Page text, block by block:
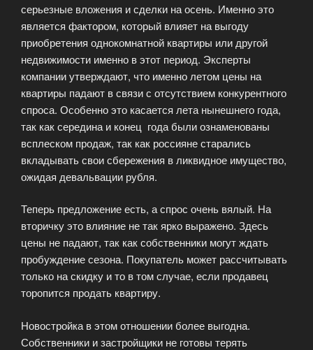
серьезные вложения и сделки на осень. Именно это
является фактором, который влияет на выгоду
приобретения однокомнатной квартиры или другой
недвижимости именно в этот период. Эксперты
компании утверждают, что именно летом цены на
квартиры падают в связи с отсутствием конкурентного
спроса. Особенно это касается лета нынешнего года,
так как середина и конец года были ознаменованы
всплеском продаж, так как россияне старались
вкладывать свои сбережения в ликвидное имущество,
ожидая девальвации рубля.
Теперь предложение есть, а спрос очень вялый. На
вторичку это влияние не так ярко выражено. Здесь
цены не падают, так как собственники могут ждать
пробуждение сезона. Покупатель может рассчитывать
только на скидку и то в том случае, если продавец
торопится продать квартиру.
Новостройка в этом отношении более выгодна.
Собственники и застройщики не готовы терять